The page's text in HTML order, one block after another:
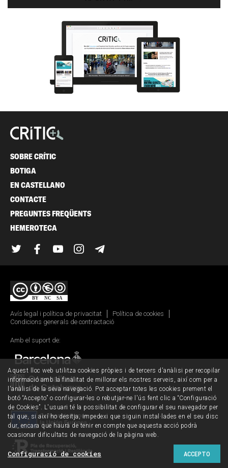
SOBRE CRÍTIC
BOTIGA
EN CASTELLANO
CONTACTE
PREGUNTES FREQÜENTS
HEMEROTECA
TwitterFacebook
YouTubeInstagram
Avís legal i política de privacitat
Política de cookies
Condicions generals de contractació
Amb el suport de:
Aquest lloc web utilitza cookies pròpies i de tercers d'anàlisi per recopilar
informació amb la finalitat de millorar els nostres serveis, així com per a
l'anàlisi de la seva navegació. Pot acceptar totes les cookies prement el
botó “Accepto” o configurar-les o rebutjar-ne l'ús fent clic a “Configuració
de Cookies”. L'usuari té la possibilitat de configurar el seu navegador per
tal que, si així ho desitja, impedexi que siguin instal·lades en el seu disc
dur, encara que haurà de tenir en compte que aquesta acció podrà
ocasionar dificultats de navegació de la pàgina web.
ACCEPTO
Configuració de cookies